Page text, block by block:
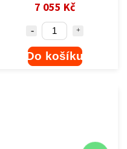
7 055 Kč
Do košíku